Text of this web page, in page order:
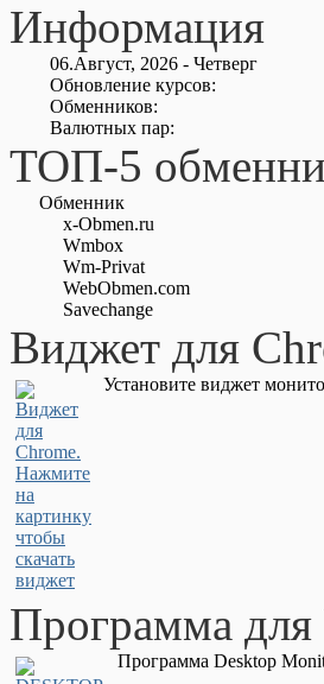
Информация
06.Август, 2026 - Четверг
Обновление курсов:
Обменников:
Валютных пар:
ТОП-5
Обменник
x-Obmen.ru
Wmbox
Wm-Privat
WebObmen.com
Savechange
Виджет для
Установите виджет
Программа
Программа Desktop